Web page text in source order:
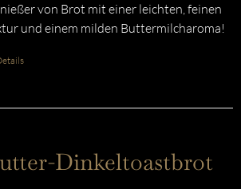
von Brot mit einer leichten, feinen
und einem milden Buttermilcharoma!
Dinkeltoastbrot